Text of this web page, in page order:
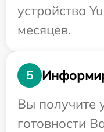
устройства
месяцев.
5
Вы получите
готовности